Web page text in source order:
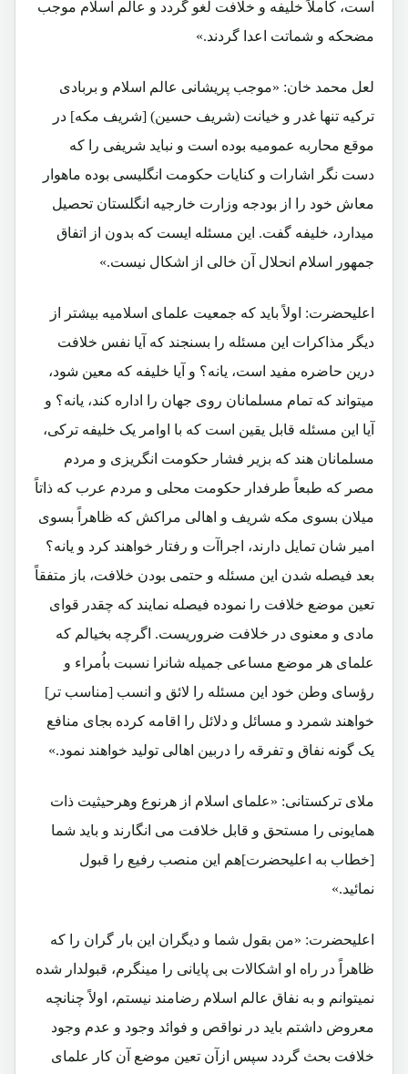
است، کاملاً خلیفه و خلافت لغو گردد و عالم اسلام موجب
مضحکه و شماتت اعدا گردند.»
لعل محمد خان: «موجب پریشانی عالم اسلام و بربادی
ترکیه تنها غدر و خیانت (شریف حسین) [شریف مکه] در
موقع محاربه عمومیه بوده است و نباید شریفی را که
دست نگر اشارات و کنایات حکومت انگلیسی بوده ماهوار
معاش خود را از بودجه وزارت خارجیه انگلستان تحصیل
میدارد، خلیفه گفت. این مسئله ایست که بدون از اتفاق
جمهور اسلام انحلال آن خالی از اشکال نیست.»
اعلیحضرت: اولاً باید که جمعیت علمای اسلامیه بیشتر از
دیگر مذاکرات این مسئله را بسنجند که آیا نفس خلافت
درین حاضره مفید است، یانه؟ و آیا خلیفه که معین شود،
میتواند که تمام مسلمانان روی جهان را اداره کند، یانه؟ و
آیا این مسئله قابل یقین است که با اوامر یک خلیفه ترکی،
مسلمانان هند که بزیر فشار حکومت انگریزی و مردم
مصر که طبعاً طرفدار حکومت محلی و مردم عرب که ذاتاً
میلان بسوی مکه شریف و اهالی مراکش که ظاهراً بسوی
امیر شان تمایل دارند، اجراآت و رفتار خواهند کرد و یانه؟
بعد فیصله شدن این مسئله و حتمی بودن خلافت، باز متفقاً
تعین موضع خلافت را نموده فیصله نمایند که چقدر قوای
مادی و معنوی در خلافت ضروریست. اگرچه بخیالم که
علمای هر موضع مساعی جمیله شانرا نسبت باُمراء و
رؤسای وطن خود این مسئله را لائق و انسب [مناسب تر]
خواهند شمرد و مسائل و دلائل را اقامه کرده بجای منافع
یک گونه نفاق و تفرقه را دربین اهالی تولید خواهند نمود.»
ملای ترکستانی: «علمای اسلام از هرنوع وهرحیثیت ذات
همایونی را مستحق و قابل خلافت می انگارند و باید شما
[خطاب به اعلیحضرت]هم این منصب رفیع را قبول
نمائید.»
اعلیحضرت: «من بقول شما و دیگران این بار گران را که
ظاهراً در راه او اشکالات بی پایانی را مینگرم، قبولدار شده
نمیتوانم و به نفاق عالم اسلام رضامند نیستم، اولاً چنانچه
معروض داشتم باید در نواقص و فوائد وجود و عدم وجود
خلافت بحث گردد سپس ازآن تعین موضع آن کار علمای